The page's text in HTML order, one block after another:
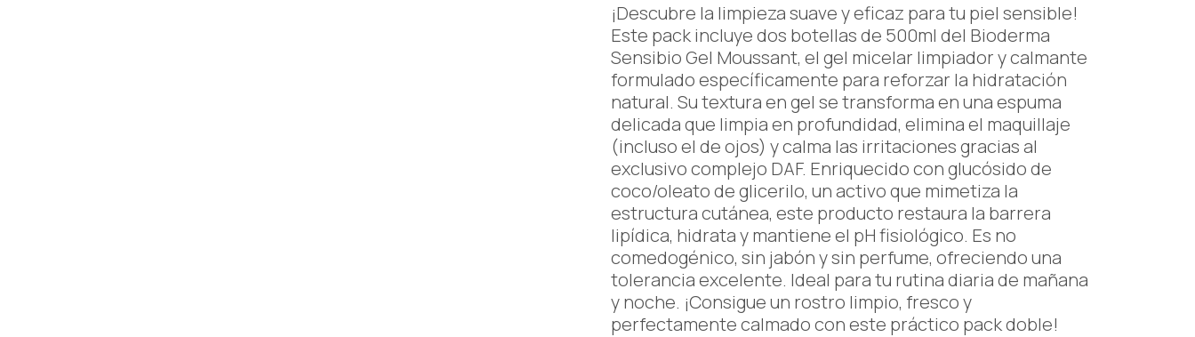
¡Descubre la limpieza suave y eficaz para tu piel sensible!
Este pack incluye dos botellas de 500ml del Bioderma
Sensibio Gel Moussant, el gel micelar limpiador y calmante
formulado específicamente para reforzar la hidratación
natural. Su textura en gel se transforma en una espuma
delicada que limpia en profundidad, elimina el maquillaje
(incluso el de ojos) y calma las irritaciones gracias al
exclusivo complejo DAF. Enriquecido con glucósido de
coco/oleato de glicerilo, un activo que mimetiza la
estructura cutánea, este producto restaura la barrera
lipídica, hidrata y mantiene el pH fisiológico. Es no
comedogénico, sin jabón y sin perfume, ofreciendo una
tolerancia excelente. Ideal para tu rutina diaria de mañana
y noche. ¡Consigue un rostro limpio, fresco y
perfectamente calmado con este práctico pack doble!